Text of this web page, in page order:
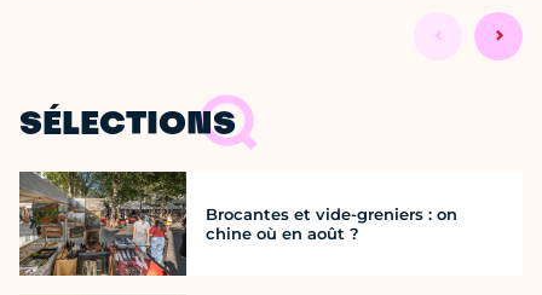
SÉLECTIONS
Brocantes et vide-greniers : on
chine où en août ?